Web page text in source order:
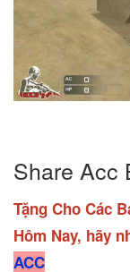
Share Acc
Tặng Cho Các
Hôm Nay, hãy
ACC